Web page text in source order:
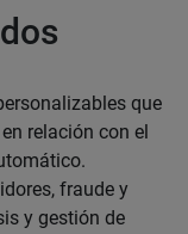
que
relación con el
fraude y
y gestión de